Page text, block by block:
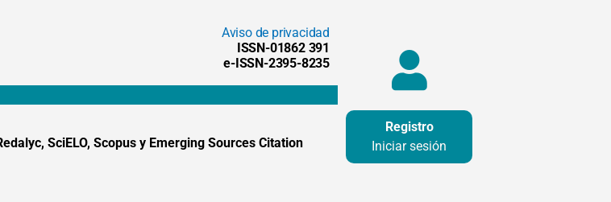
Aviso de privacidad
ISSN-01862 391
e-ISSN-2395-8235
SciELO, Scopus y Emerging Sources Citation
Registro
Iniciar sesión